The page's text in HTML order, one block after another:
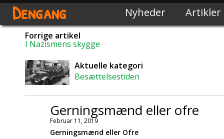
Dengang Nyheder Artikler
Forrige artikel
I Nazismens skygge
Aktuelle kategori
Besættelsestiden
Gerningsmænd eller ofre
Februar 11, 2019
Gerningsmænd eller Ofre